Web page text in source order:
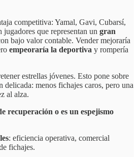
competitiva: Yamal, Gavi, Cubarsí,
que representan un gran
bajo valor contable. Vender mejoraría
empeoraría la deportiva y rompería
estrellas jóvenes. Esto pone sobre
delicada: menos fichajes caros, pero una
al alza.
recuperación o es un espejismo
: eficiencia operativa, comercial
fichajes.